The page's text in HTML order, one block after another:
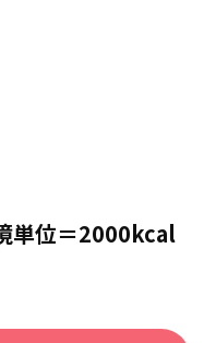
単位＝2000kcal